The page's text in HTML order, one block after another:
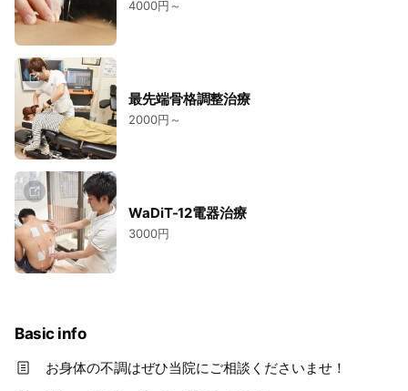
4000円～
最先端骨格調整治療
2000円～
WaDiT-12電器治療
3000円
Basic info
お身体の不調はぜひ当院にご相談くださいませ！